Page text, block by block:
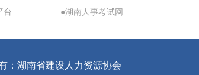
台 ●湖南人事考试网
：湖南省建设人力资源协会